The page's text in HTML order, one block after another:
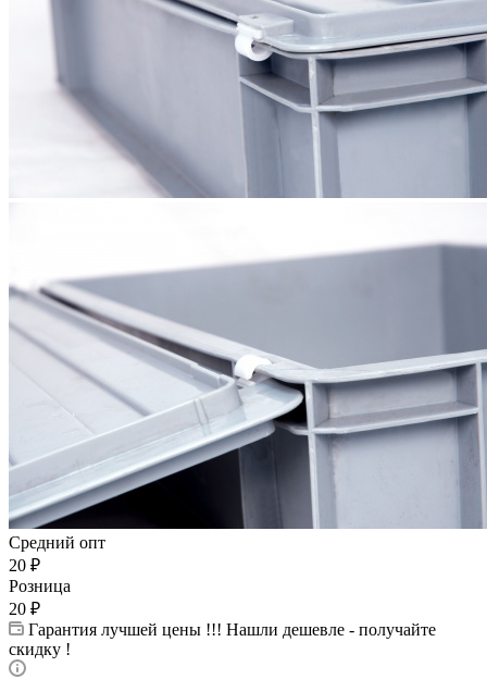
Средний опт
20 ₽
Розница
20 ₽
Гарантия лучшей цены !!! Нашли дешевле - получайте
скидку !